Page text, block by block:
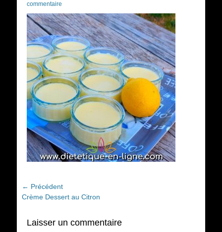
on
commentaire
Navigation
de
← Précédent
Article
Crème Dessert au Citron
Laisser un commentaire